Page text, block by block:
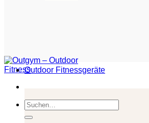
Suchen
nach:
Outdoor Fitnessgeräte